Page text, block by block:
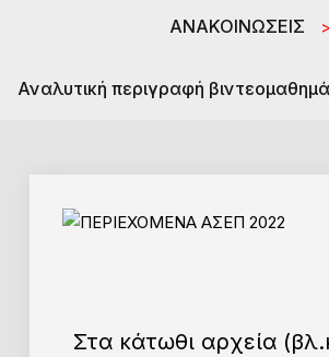
ΑΝΑΚΟΙΝΩΣΕΙΣ >
Αναλυτική περιγραφή
Στα κάτωθι αρχεία